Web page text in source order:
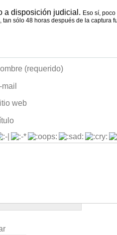
a disposición judicial. Eso sí,
sólo 48 horas después de la captura
(requerido)
mail
web